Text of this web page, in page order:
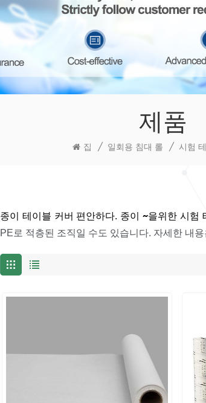
제품
집 / 일회용 침대 롤 / 시험
종이 테이블 커버 편안하다. 종이 ~을위한시험
PE로 적층된 조직일 수도 있습니다. 자세한 내